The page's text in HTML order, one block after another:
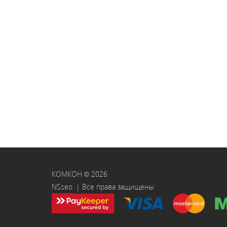
КОМКОН © 2026
NSseo | Все права защищены